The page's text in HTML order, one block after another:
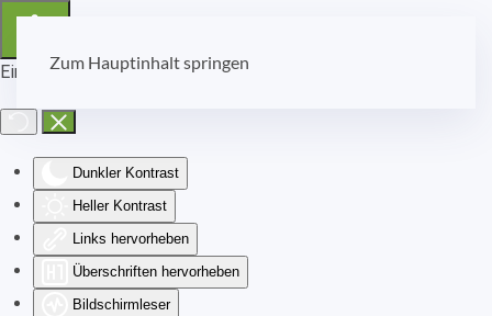
Eingabehilfen öffnen
Dunkler Kontrast
Heller Kontrast
Links hervorheben
Überschriften hervorheben
Bildschirmleser
Zum Hauptinhalt springen